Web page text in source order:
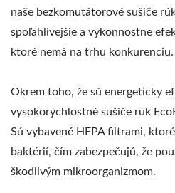
naše bezkomutátorové sušiče
spoľahlivejšie a výkonnostne
ktoré nemá na trhu konkurenciu.
Okrem toho, že sú energeticky
vysokorýchlostné sušiče rúk
Sú vybavené HEPA filtrami,
baktérií, čím zabezpečujú, že
škodlivým mikroorganizmom.